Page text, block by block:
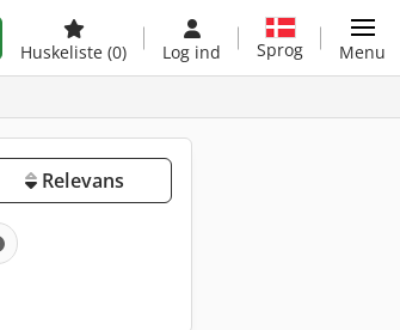
Huskeliste (0) Log ind Sprog Menu
Relevans